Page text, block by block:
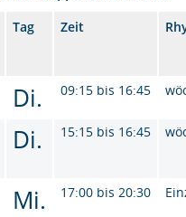
Tag Zeit
Di. 09:15 bis 16:45
Di. 15:15 bis 16:45
Mi. 17:00 bis 20:30